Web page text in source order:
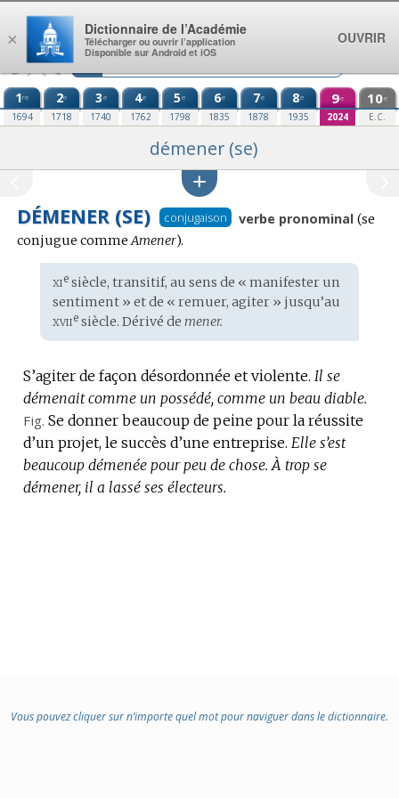
Aller au contenu
1re
1694
2e
1718
3e
1740
4e
1762
5e
1798
6e
1835
7e
1878
8e
1935
9e
2024
10e
E.C.
démener (se)
DÉMENER (SE) conjugaison verbe pronominal (se
conjugue commeAmener).
Étymologie
:
xiesiècle, transitif, au sens de « manifester un
sentiment » et de « remuer, agiter » jusqu’au
xviiesiècle. Dérivé de mener.
S’agiter de façon désordonnée et violente. Il se
démenait comme un possédé, comme un beau diable.
Fig. Se donner beaucoup de peine pour la réussite
d’un projet, le succès d’une entreprise. Elle s’est
beaucoup démenée pour peu de chose. À trop se
démener, il a lassé ses électeurs.
Vous pouvez cliquer sur n’importe quel mot pour naviguer dans le dictionnaire.
×
Dictionnaire de l’Académie
Télécharger ou ouvrir l’application
Disponible sur Android et iOS
OUVRIR